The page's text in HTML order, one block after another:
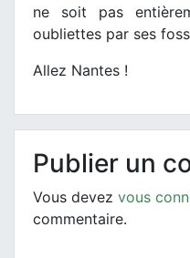
ne soit pas
oubliettes par ses
Allez Nantes !
Publier un
Vous devez vous
commentaire.